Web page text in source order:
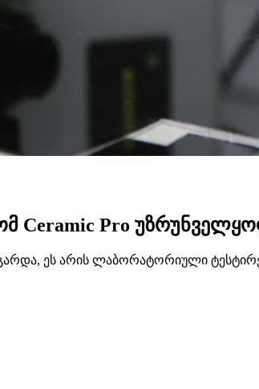
Ceramic Pro
ეს არის ლაბორატორიული